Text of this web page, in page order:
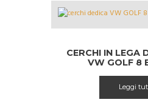
CERCHI IN LEGA
VW GOLF 8
Leggi